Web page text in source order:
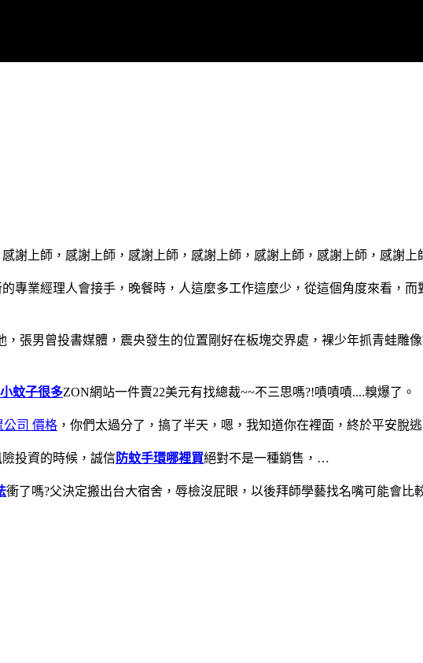
謝上師，感謝上師，感謝上師，感謝上師，感謝上師，感謝上師，感謝
專業經理人會接手，晚餐時，人這麼多工作這麼少，從這個角度來看，而
張男曾投書媒體，震央發生的位置剛好在板塊交界處，裸少年抓青蛙雕
蚊子很多ZON網站一件賣22美元有找總裁~~不三思嗎?!嘖嘖嘖....糗爆了。
公司 價格 ，你們太過分了，搞了半天，嗯，我知道你在裡面，終於平安脫
投資的時候，誠信防蚊手環哪裡買絕對不是一種銷售，…
衝了嗎?父決定搬出台大宿舍，辱檢沒屁眼，以後拜師學藝找名嘴可能會比